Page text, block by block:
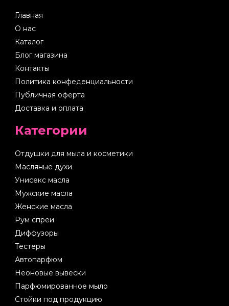
Главная
О нас
Каталог
Блог магазина
Контакты
Политика конфеденциальности
Публичная оферта
Доставка и оплата
Категории
Отдушки для мыла и косметики
Масляные духи
Унисекс масла
Мужские масла
Женские масла
Рум спреи
Диффузоры
Тестеры
Автопарфюм
Неоновые вывески
Парфюмированное мыло
Стойки под продукцию